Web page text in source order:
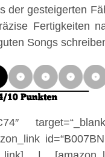
der gesteigerten
Fertigkeiten
Songs